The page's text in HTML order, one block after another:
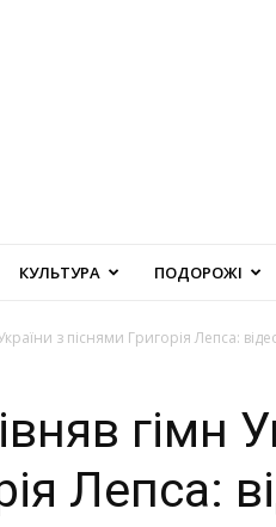
КУЛЬТУРА ПОДОРОЖІ
з піснями Григорія Лепса:
гімн
Лепса: